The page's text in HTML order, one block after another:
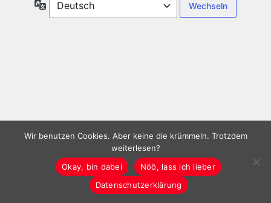
Sprache
Wir benutzen Cookies. Aber keine die krümmeln. Trotzdem
weiterlesen?
Okay, bin dabei
Nöö, lass ich lieber
Datenschutzerklärung